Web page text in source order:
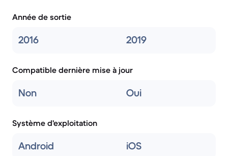
Année de sortie
2016 2019
Compatible dernière mise à jour
Non Oui
Système d'exploitation
Android iOS